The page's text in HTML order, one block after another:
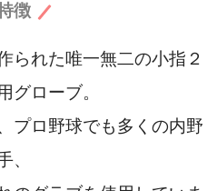
徴
られた唯一無二の小指２
グローブ。
プロ野球でも多くの内野
、